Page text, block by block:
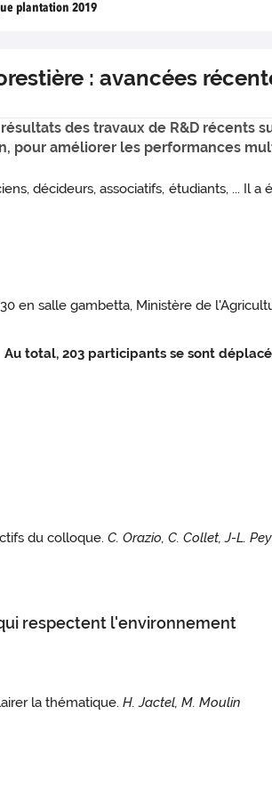
plantation 2019
: avancées
des travaux de R&D récents
pour améliorer les performances
décideurs, associatifs, étudiants, ... Il a
en salle gambetta, Ministère de
Au total, 203 participants se sont
du colloque.C. Orazio, C. Collet, J-L.
qui respectent l'environnement
la thématique.H. Jactel, M. Moulin